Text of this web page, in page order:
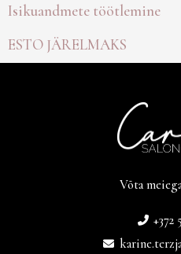
Isikuandmete töötlemine
ESTO JÄRELMAKS
Võta
+372